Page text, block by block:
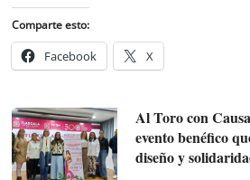
Comparte esto:
Facebook X
Al Toro con
evento benéfico
diseño y